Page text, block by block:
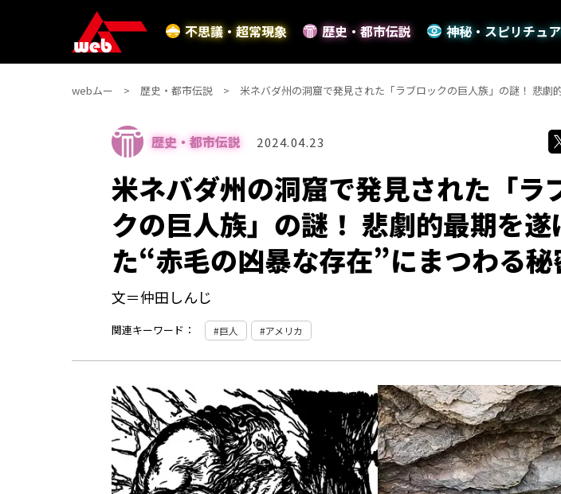
不思議・超常現象 歴史・都市伝説 神秘・スピリチュ
webムー 歴史・都市伝説 米ネバダ州の洞窟で発見された「ラブロックの巨人族」の謎！ 悲劇
歴史・都市伝説 2024.04.23
米ネバダ州の洞窟で発見された「ラ
クの巨人族」の謎！ 悲劇的最期を遂
た“赤毛の凶暴な存在”にまつわる秘
文＝仲田しんじ
関連キーワード： 巨人 アメリカ